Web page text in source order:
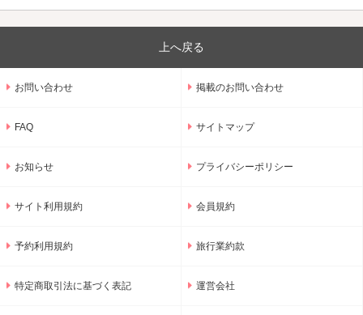
上へ戻る
お問い合わせ 掲載のお問い合わせ
FAQ サイトマップ
お知らせ プライバシーポリシー
サイト利用規約 会員規約
予約利用規約 旅行業約款
特定商取引法に基づく表記 運営会社